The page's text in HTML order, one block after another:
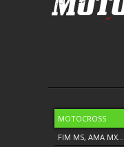
MOTOCROSS
FIM MS, AMA MX...